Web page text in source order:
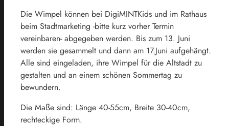
Die Wimpel können bei DigiMINTKids und im Rathaus
beim Stadtmarketing -bitte kurz vorher Termin
vereinbaren- abgegeben werden. Bis zum 13. Juni
werden sie gesammelt und dann am 17.Juni aufgehängt.
Alle sind eingeladen, ihre Wimpel für die Altstadt zu
gestalten und an einem schönen Sommertag zu
bewundern.
Die Maße sind: Länge 40-55cm, Breite 30-40cm,
rechteckige Form.